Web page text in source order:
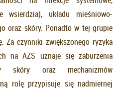
wsierdzia), układu mieśniowo-
oraz skóry. Ponadto w tej grupie
Za czynniki zwiększonego ryzyka
na AZS uznaje się zaburzenia
skóry oraz mechanizmów
rolę przypisuje się nadmiernej